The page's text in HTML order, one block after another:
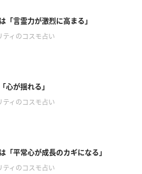
「言霊力が激烈に高まる」
ティのコスモ占い
心が揺れる」
ティのコスモ占い
「平常心が成長のカギになる」
ティのコスモ占い